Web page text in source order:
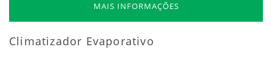
MAIS INFORMAÇÕES
Climatizador Evaporativo